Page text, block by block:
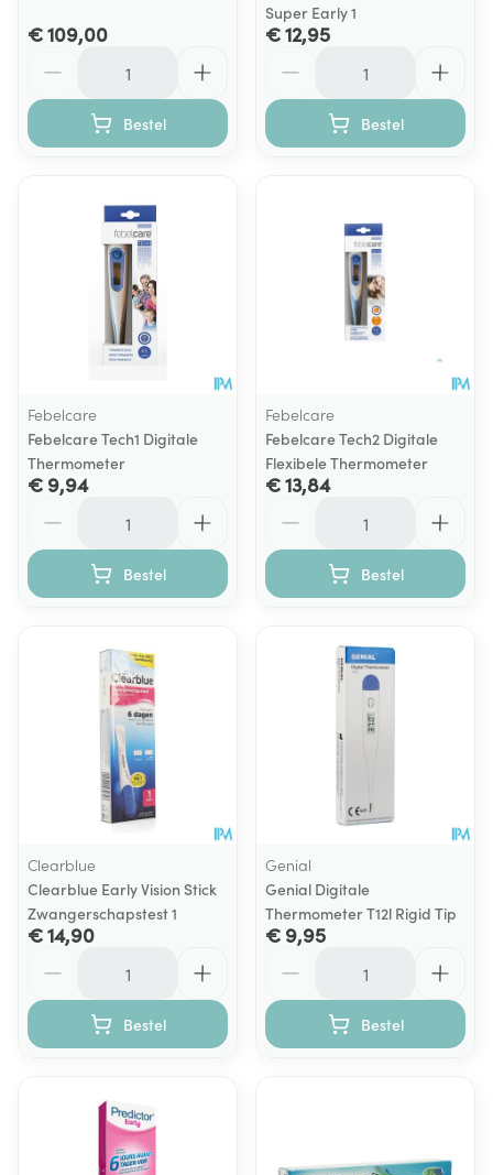
€ 109,00
Bestel
Super Early 1
€ 12,95
Bestel
Febelcare
Febelcare Tech1 Digitale
Thermometer
€ 9,94
Bestel
Febelcare
Febelcare Tech2 Digitale
Flexibele Thermometer
€ 13,84
Bestel
Clearblue
Clearblue Early Vision Stick
Zwangerschapstest 1
€ 14,90
Bestel
Genial
Genial Digitale
Thermometer T12l Rigid Tip
€ 9,95
Bestel